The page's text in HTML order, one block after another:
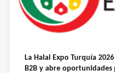
La Halal Expo Turquía
B2B y abre oportunidades